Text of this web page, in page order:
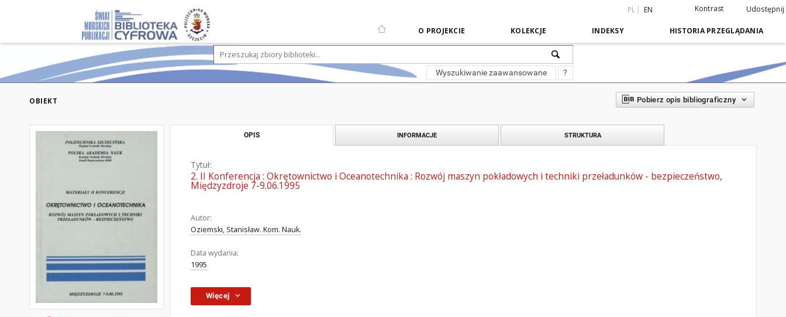
PL EN Kontrast Udostępnij
O PROJEKCIE KOLEKCJE INDEKSY HISTORIA PRZEGLĄDANIA
Wyszukiwanie zaawansowane ?
OBIEKT Pobierz opis bibliograficzny
OPIS INFORMACJE STRUKTURA
Tytuł:
2. II Konferencja : Okrętownictwo i Oceanotechnika : Rozwój maszyn pokładowych i techniki przeładunków - bezpieczeństwo,
Międzyzdroje 7-9.06.1995
Autor:
Oziemski, Stanisław. Kom. Nauk.
Data wydania:
1995
Więcej